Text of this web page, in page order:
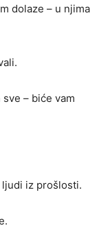
dolaze – u njima
– biće vam
iz prošlosti.